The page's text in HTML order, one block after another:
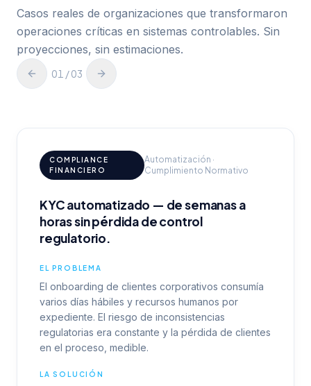
Casos reales de organizaciones que transformaron
operaciones críticas en sistemas controlables. Sin
proyecciones, sin estimaciones.
01 /03
COMPLIANCE
FINANCIERO
Automatización ·
Cumplimiento Normativo
KYC automatizado — de semanas a
horas sin pérdida de control
regulatorio.
EL PROBLEMA
El onboarding de clientes corporativos consumía
varios días hábiles y recursos humanos por
expediente. El riesgo de inconsistencias
regulatorias era constante y la pérdida de clientes
en el proceso, medible.
LA SOLUCIÓN